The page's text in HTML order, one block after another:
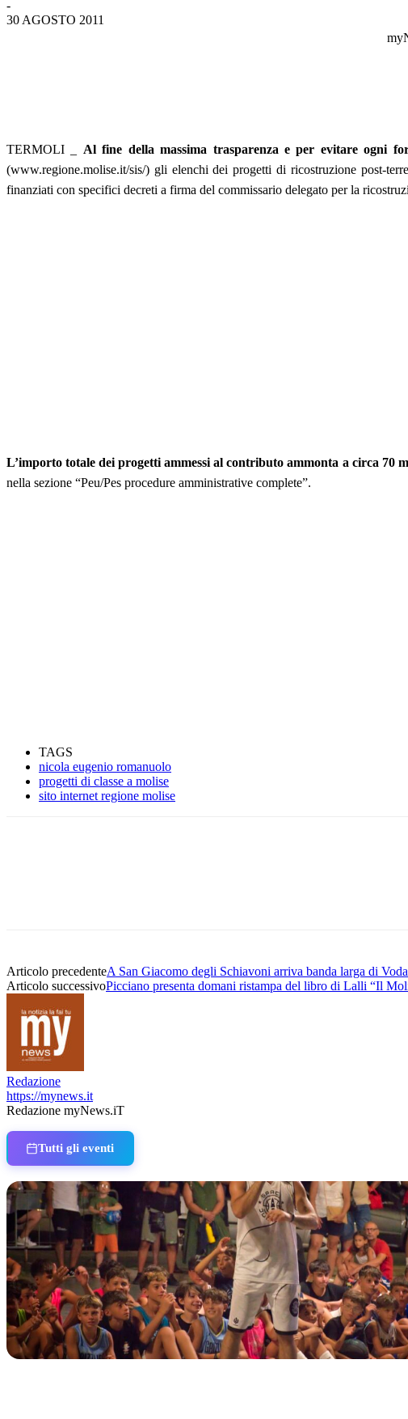
-
30 AGOSTO 2011
TERMOLI _ Al fine della massima trasparenza e per evitare ogni
(www.regione.molise.it/sis/) gli elenchi dei progetti di ricostruzione post-
finanziati con specifici decreti a firma del commissario delegato per la
L’importo totale dei progetti ammessi al contributo ammonta a circa 70
nella sezione “Peu/Pes procedure amministrative complete”.
TAGS
nicola eugenio romanuolo
progetti di classe a molise
sito internet regione molise
Articolo precedenteA San Giacomo degli Schiavoni arriva banda larga di
Articolo successivoPicciano presenta domani ristampa del libro di Lalli “Il
Redazione
https://mynews.it
Redazione myNews.iT
Tutti gli eventi